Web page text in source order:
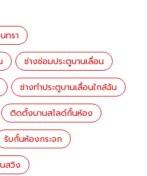
ทรา
ช่างซ่อมประตูบานเลื่อน
ช่างทำประตูบานเลื่อนใกล้ฉัน
ติดตั้งบานสไลด์กั้นห้อง
รับกั้นห้องกระจก
สวิง